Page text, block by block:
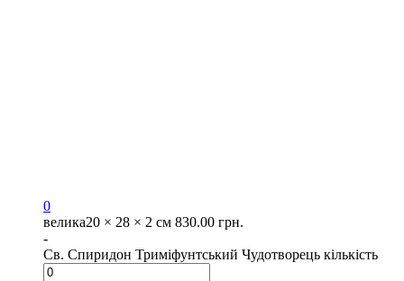
0
велика20 × 28 × 2 см 830.00 грн.
-
Св. Спиридон Триміфунтський Чудотворець кількість